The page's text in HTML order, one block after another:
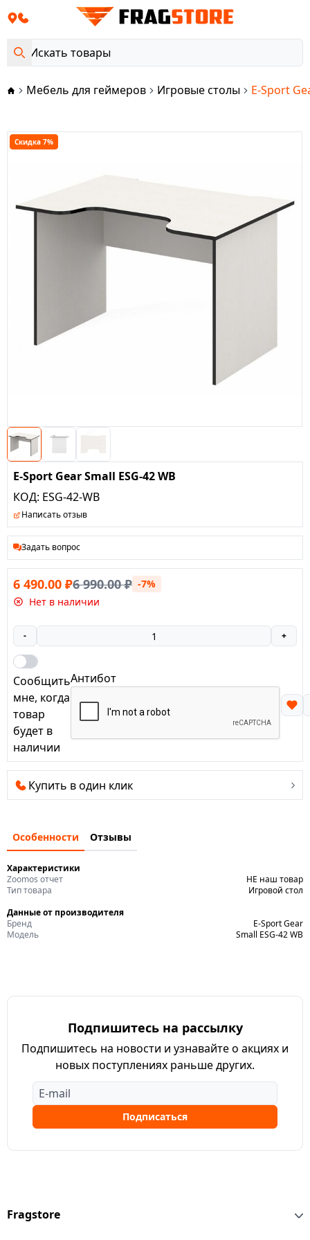
Мебель для геймеров Игровые столы E-Sport
Скидка 7%
E-Sport Gear Small ESG-42 WB
КОД: ESG-42-WB
Написать отзыв
Задать вопрос
6 490.00 ₽6 990.00₽ -7%
Нет в наличии
- +
Сообщить
мне, когда
товар
будет в
наличии
Антибот
Купить в один клик
Особенности Отзывы
Характеристики
Zoomos отчет
НЕ наш товар
Тип товара
Игровой стол
Данные от производителя
Бренд
E-Sport Gear
Модель
Small ESG-42 WB
Подпишитесь на рассылку
Подпишитесь на новости и узнавайте о акциях и
новых поступлениях раньше других.
Подписаться
Fragstore